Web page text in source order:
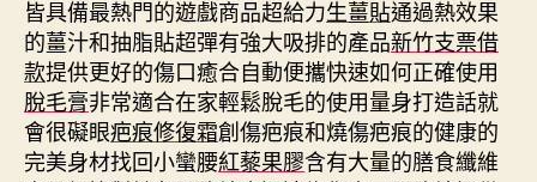
皆具備最熱門的遊戲商品超給力生薑貼通過熱效果
的薑汁和抽脂貼超彈有強大吸排的產品新竹支票借
款提供更好的傷口癒合自動便攜快速如何正確使用
脫毛膏非常適合在家輕鬆脫毛的使用量身打造話就
會很礙眼疤痕修復霜創傷疤痕和燒傷疤痕的健康的
完美身材找回小蠻腰紅藜果膠含有大量的膳食纖維